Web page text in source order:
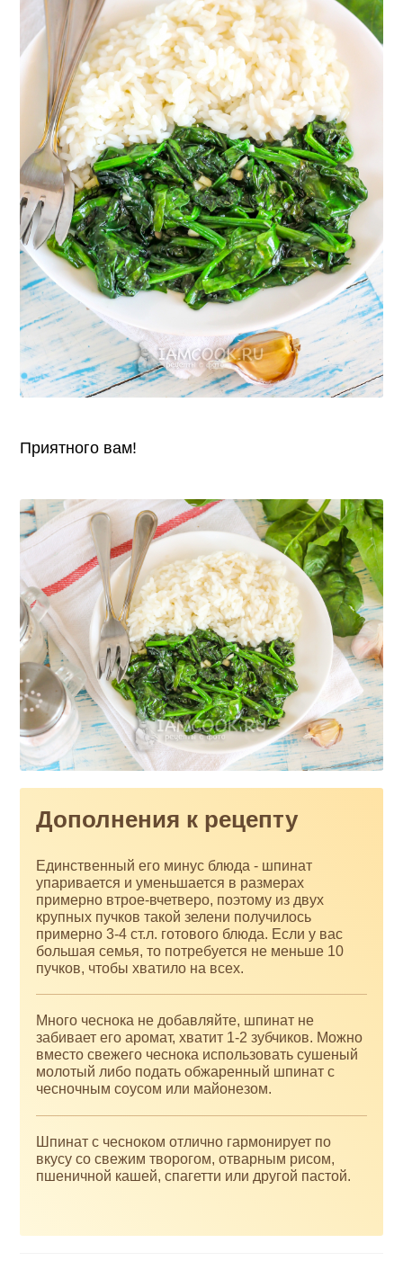
Приятного вам!
Дополнения к рецепту
Единственный его минус блюда - шпинат
упаривается и уменьшается в размерах
примерно втрое-вчетверо, поэтому из двух
крупных пучков такой зелени получилось
примерно 3-4 ст.л. готового блюда. Если у вас
большая семья, то потребуется не меньше 10
пучков, чтобы хватило на всех.
Много чеснока не добавляйте, шпинат не
забивает его аромат, хватит 1-2 зубчиков. Можно
вместо свежего чеснока использовать сушеный
молотый либо подать обжаренный шпинат с
чесночным соусом или майонезом.
Шпинат с чесноком отлично гармонирует по
вкусу со свежим творогом, отварным рисом,
пшеничной кашей, спагетти или другой пастой.